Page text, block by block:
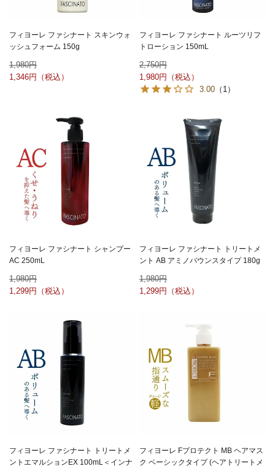
フィヨーレ ファシナート スキンウォ
ッシュフォーム 150g
1,980
1,346
フィヨーレ ファシナート ルーツリフ
トローション 150mL
2,750
1,980
3.00 （1）
フィヨーレ ファシナート シャンプー
AC 250mL
1,980
1,299
フィヨーレ ファシナート トリートメ
ント AB アミノバウンスタイプ 180g
1,980
1,299
フィヨーレ ファシナート トリートメ
ントエマルションEX 100mL＜インナ
フィヨーレ Fプロテクト MB ヘアマス
ク ベーシックタイプ (ヘアトリートメ